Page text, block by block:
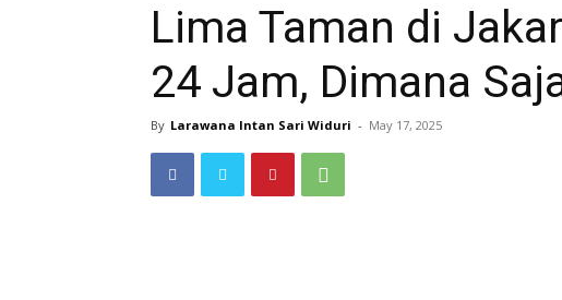
Lima Taman di
24 Jam, Dimana
By Larawana Intan Sari Widuri - May 17, 2025